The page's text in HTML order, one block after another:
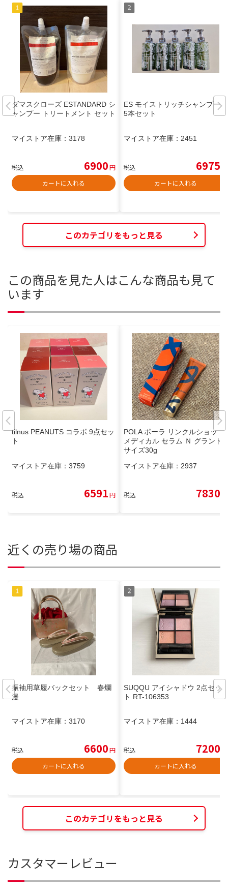
ダマスクローズ ESTANDARD シ
ャンプー トリートメント セット
マイストア在庫： 3178
税込 6900円
カートに入れる
ES モイストリッチシャンプー
5本セット
マイストア在庫： 2451
税込 6975
カートに入れる
このカテゴリをもっと見る
この商品を見た人はこんな商品も見て
います
tilnus PEANUTS コラボ 9点セッ
ト
マイストア在庫： 3759
税込 6591円
POLA ポーラ リンクルショット
メディカル セラム Ｎ グランド
サイズ30g
マイストア在庫： 2937
税込 7830
近くの売り場の商品
振袖用草履バックセット 春爛
漫
マイストア在庫： 3170
税込 6600円
カートに入れる
SUQQU アイシャドウ 2点セッ
ト RT-106353
マイストア在庫： 1444
税込 7200
カートに入れる
このカテゴリをもっと見る
カスタマーレビュー